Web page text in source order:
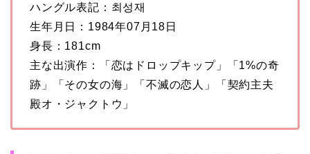
ハングル表記：최성재
生年月日：1984年07月18日
身長：181cm
主な出演作：「恋はドロップキップ」「1%の奇
跡」「その女の海」「不滅の恋人」「契約主夫
殿オ・ジャクトウ」